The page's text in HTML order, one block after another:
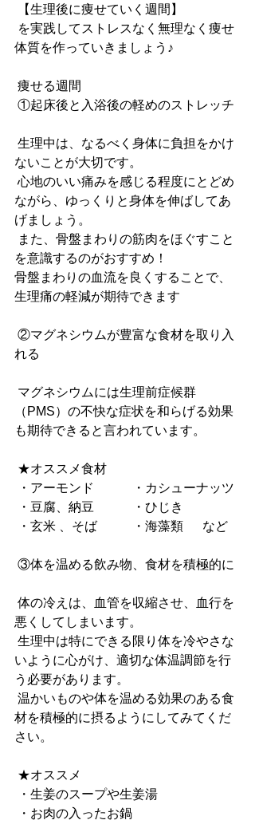
【生理後に痩せていく週間】
体質を作っていきましょう♪
痩せる週間
①起床後と入浴後の軽めのストレッチ
ないことが大切です。
ながら、ゆっくりと身体を伸ばしてあ
げましょう。
を意識するのがおすすめ！
骨盤まわりの血流を良くすることで、
生理痛の軽減が期待できます
②マグネシウムが豊富な食材を取り入
れる
（PMS）の不快な症状を和らげる効果
も期待できると言われています。
★オススメ食材
・アーモンド            ・カシューナッツ
・豆腐、納豆            ・ひじき
・玄米 、そば           ・海藻類      など
③体を温める飲み物、食材を積極的に
悪くしてしまいます。
いように心がけ、適切な体温調節を行
う必要があります。
材を積極的に摂るようにしてみてくだ
さい。
★オススメ
・生姜のスープや生姜湯
・お肉の入ったお鍋